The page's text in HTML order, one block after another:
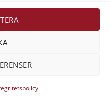
Nordstan AB
11